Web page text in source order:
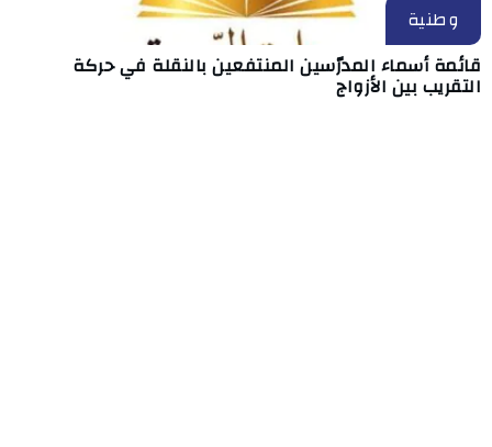
وطنية
قائمة أسماء المدرّسين المنتفعين بالنقلة في حركة
التقريب بين الأزواج